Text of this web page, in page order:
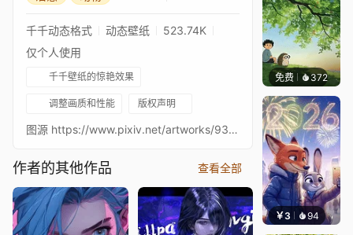
千千动态格式 动态壁纸
523.74K
仅个人使用
千千壁纸的惊艳效果
调整画质和性能 版权声明
图源 https://www.pixiv.net/artworks/93064293
作者的其他作品 查看全部
免费 372渔小小
￥3 94 Ruth